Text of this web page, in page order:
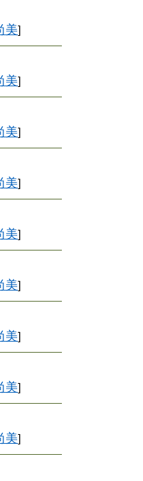
美]
美]
美]
美]
美]
美]
美]
美]
美]